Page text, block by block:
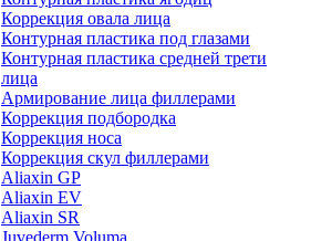
Коррекция овала лица
Контурная пластика под глазами
Контурная пластика средней трети
лица
Армирование лица филлерами
Коррекция подбородка
Коррекция носа
Коррекция скул филлерами
Aliaxin GP
Aliaxin EV
Aliaxin SR
Juvederm Voluma